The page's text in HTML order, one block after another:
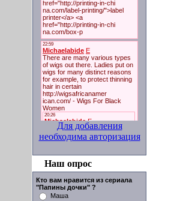
Для добавления
необходима авторизация
Наш опрос
Кто вам нравится из сериала
"Папины дочки" ?
Маша